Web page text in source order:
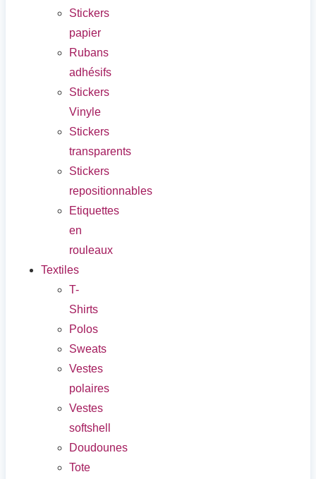
Stickers
papier
Rubans
adhésifs
Stickers
Vinyle
Stickers
transparents
Stickers
repositionnables
Etiquettes
en
rouleaux
Textiles
T-
Shirts
Polos
Sweats
Vestes
polaires
Vestes
softshell
Doudounes
Tote